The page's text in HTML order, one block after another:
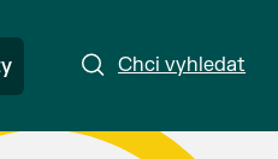
Chci vyhledat